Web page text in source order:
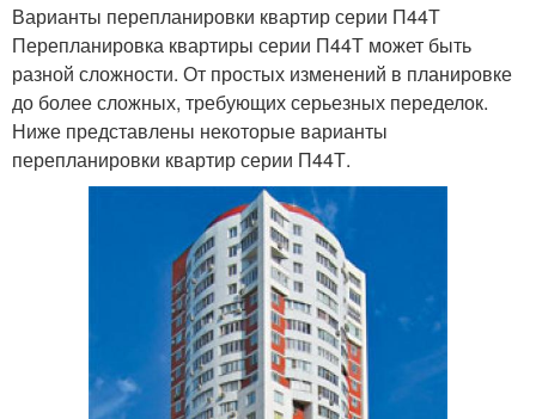
Варианты перепланировки квартир серии П44Т
Перепланировка квартиры серии П44Т может быть
разной сложности. От простых изменений в планировке
до более сложных, требующих серьезных переделок.
Ниже представлены некоторые варианты
перепланировки квартир серии П44Т.